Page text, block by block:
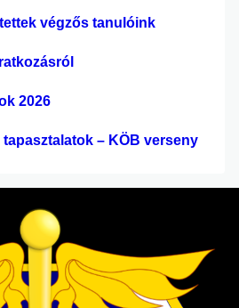
végzős tanulóink
2026
tapasztalatok – KÖB verseny